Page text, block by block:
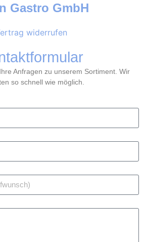
Gastro GmbH
widerrufen
Anfragen zu unserem Sortiment. Wir
so schnell wie möglich.